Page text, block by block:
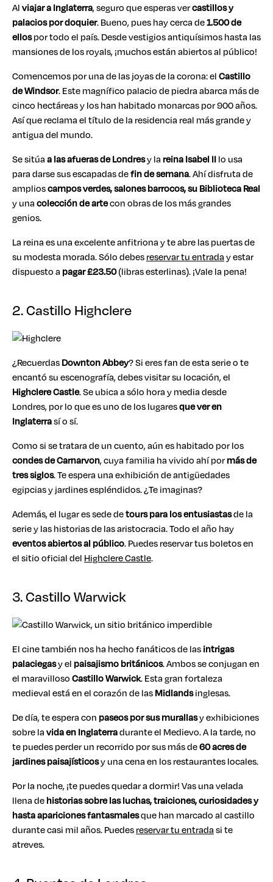
Alviajar a Inglaterra, seguro que esperas vercastillos y
palacios por doquier. Bueno, pues hay cerca de1.500 de
ellospor todo el país. Desde vestigios antiquísimos hasta las
mansiones de los royals, ¡muchos están abiertos al público!
Comencemos por una de las joyas de la corona: elCastillo
de Windsor. Este magnífico palacio de piedra abarca más de
cinco hectáreas y los han habitado monarcas por 900 años.
Así que reclama el título de la residencia real más grande y
antigua del mundo.
Se sitúaa las afueras de Londresy la reina Isabel IIlo usa
para darse sus escapadas defin de semana. Ahí disfruta de
amplioscampos verdes, salones barrocos, su Biblioteca Real
y unacolección de artecon obras de los más grandes
genios.
La reina es una excelente anfitriona y te abre las puertas de
su modesta morada. Sólo debesreservar tu entraday estar
dispuesto a pagar £23.50(libras esterlinas). ¡Vale la pena!
2. Castillo Highclere
¿RecuerdasDownton Abbey? Si eres fan de esta serie o te
encantó su escenografía, debes visitar su locación, el
Highclere Castle. Se ubica a sólo hora y media desde
Londres, por lo que es uno de los lugaresque ver en
Inglaterrasí o sí.
Como si se tratara de un cuento, aún es habitado por los
condes de Carnarvon, cuya familia ha vivido ahí pormás de
tres siglos. Te espera una exhibición de antigüedades
egipcias y jardines espléndidos. ¿Te imaginas?
Además, el lugar es sede detours para los entusiastasde la
serie y las historias de las aristocracia. Todo el año hay
eventos abiertos al público. Puedes reservar tus boletos en
el sitio oficial del Highclere Castle.
3. Castillo Warwick
El cine también nos ha hecho fanáticos de lasintrigas
palaciegasy el paisajismo británicos. Ambos se conjugan en
el maravillosoCastillo Warwick. Esta gran fortaleza
medieval está en el corazón de lasMidlandsinglesas.
De día, te espera con paseos por sus murallasy exhibiciones
sobre lavida en Inglaterradurante el Medievo. A la tarde, no
te puedes perder un recorrido por sus más de60 acres de
jardines paisajísticosy una cena en los restaurantes locales.
Por la noche, ¡te puedes quedar a dormir! Vas una velada
llena dehistorias sobre las luchas, traiciones, curiosidades y
hasta apariciones fantasmalesque han marcado al castillo
durante casi mil años. Puedesreservar tu entradasi te
atreves.